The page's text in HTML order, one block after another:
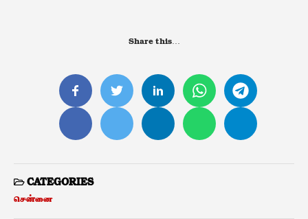
Share this…
CATEGORIES
சென்னை